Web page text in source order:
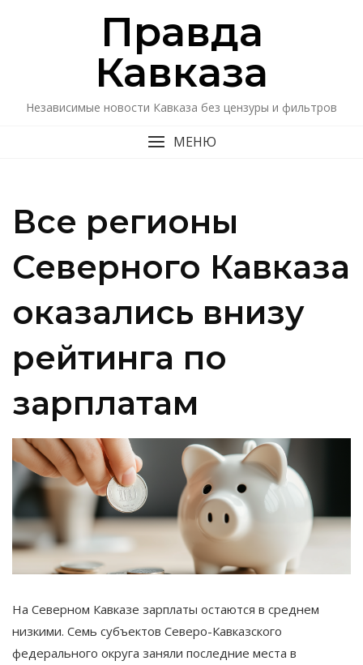
Правда
Кавказa
Независимые новости Кавказа без цензуры и фильтров
МЕНЮ
Все регионы
Северного Кавказа
оказались внизу
рейтинга по
зарплатам
На Северном Кавказе зарплаты остаются в среднем
низкими. Семь субъектов Северо-Кавказского
федерального округа заняли последние места в